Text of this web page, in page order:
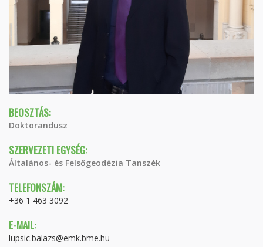
BEOSZTÁS:
Doktorandusz
SZERVEZETI EGYSÉG:
Általános- és Felsőgeodézia Tanszék
TELEFONSZÁM:
+36 1 463 3092
E-MAIL:
lupsic.balazs@emk.bme.hu